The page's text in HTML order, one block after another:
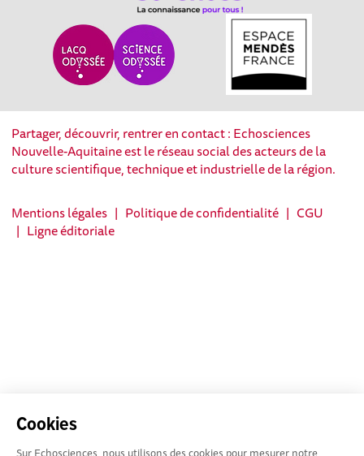
Cookies
Sur Echosciences, nous utilisons des cookies pour mesurer notre
Partager, découvrir, rentrer en contact : Echosciences
Nouvelle-Aquitaine est le réseau social des acteurs de la
culture scientifique, technique et industrielle de la région.
Mentions légales | Politique de confidentialité | CGU
| Ligne éditoriale